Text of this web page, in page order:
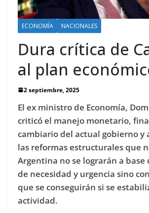
ECONOMÍA NACIONALES
Dura crítica de
al plan
2 septiembre, 2025
El ex ministro de Economía,
criticó el manejo monetario,
cambiario del actual gobierno y
las reformas estructurales que
Argentina no se lograrán a base
de necesidad y urgencia sino
que se conseguirán si se
actividad.